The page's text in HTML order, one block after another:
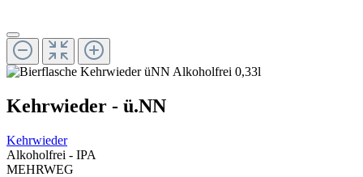
Kehrwieder - ü.NN
Kehrwieder
Alkoholfrei - IPA
MEHRWEG